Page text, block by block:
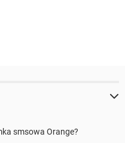
smsowa Orange?